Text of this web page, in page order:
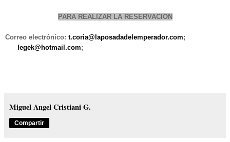
PARA REALIZAR LA RESERVACION
Correo electrónico: t.coria@laposadadelemperador.com;
legek@hotmail.com;
Miguel Angel Cristiani G.
Compartir